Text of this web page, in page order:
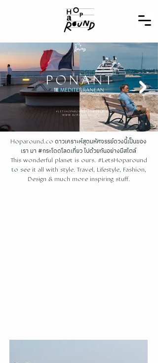
Hoparound.co ดาวเคราะห์สุดมหัศจรรย์ดวงนี้เป็นของ
เรา มา #กระโดดโลดเที่ยว ไปด้วยกันอย่างมีสไตล์
This wonderful planet is ours. #LetsHoparound
to see it all with style. Travel, Lifestyle, Fashion,
Design & much more inspiring stuff.